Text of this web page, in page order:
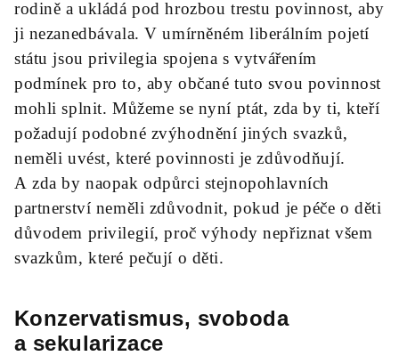
rodině a ukládá pod hrozbou trestu povinnost, aby
ji nezanedbávala. V umírněném liberálním pojetí
státu jsou privilegia spojena s vytvářením
podmínek pro to, aby občané tuto svou povinnost
mohli splnit. Můžeme se nyní ptát, zda by ti, kteří
požadují podobné zvýhodnění jiných svazků,
neměli uvést, které povinnosti je zdůvodňují.
A zda by naopak odpůrci stejnopohlavních
partnerství neměli zdůvodnit, pokud je péče o děti
důvodem privilegií, proč výhody nepřiznat všem
svazkům, které pečují o děti.
Konzervatismus, svoboda
a sekularizace